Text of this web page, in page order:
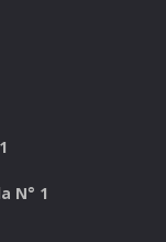
N° 1